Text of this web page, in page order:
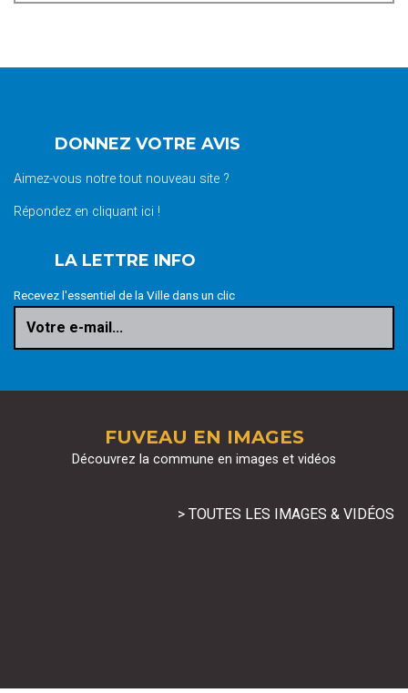
DONNEZ VOTRE AVIS
Aimez-vous notre tout nouveau site ?
Répondez en cliquant ici !
LA LETTRE INFO
Recevez l'essentiel de la Ville dans un clic
Votre e-mail...
FUVEAU EN IMAGES
Découvrez la commune en images et vidéos
> TOUTES LES IMAGES & VIDÉOS